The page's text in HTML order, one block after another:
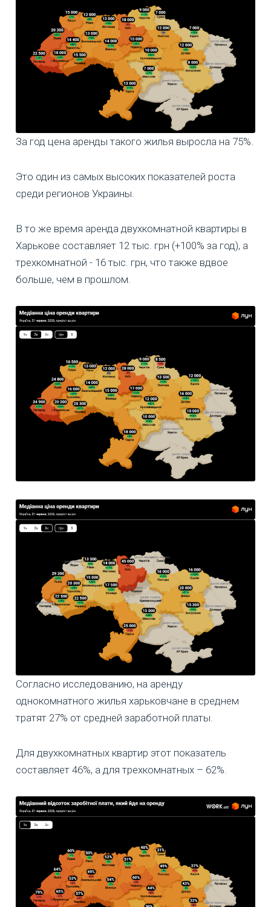
За год цена аренды такого жилья выросла на 75%.
Это один из самых высоких показателей роста
среди регионов Украины.
В то же время аренда двухкомнатной квартиры в
Харькове составляет 12 тыс. грн (+100% за год), а
трехкомнатной - 16 тыс. грн, что также вдвое
больше, чем в прошлом.
Согласно исследованию, на аренду
однокомнатного жилья харьковчане в среднем
тратят 27% от средней заработной платы.
Для двухкомнатных квартир этот показатель
составляет 46%, а для трехкомнатных – 62%.